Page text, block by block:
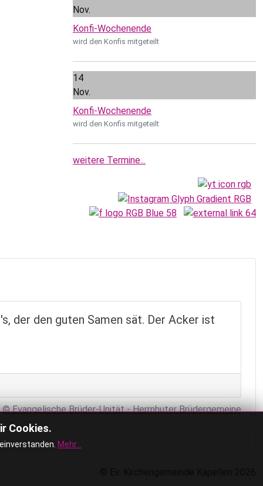
Nov.
Konfi-Wochenende
wird den Konfis mitgeteilt
14
Nov.
Konfi-Wochenende
wird den Konfis mitgeteilt
weitere Termine...
der den guten Samen sät. Der Acker ist
© Evangelische Brüder-Unität - Herrnhuter Brüdergemeine
Cookies.
Mehr...